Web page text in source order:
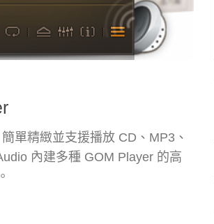
單精緻並支援播放 CD、MP3、
內建多種 GOM Player 的高